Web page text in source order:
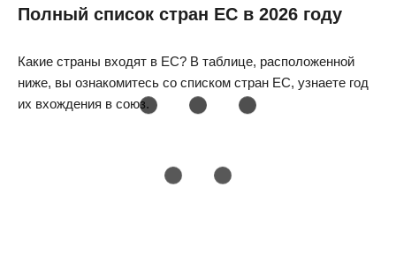
Полный список стран ЕС в 2026 году
Какие страны входят в ЕС? В таблице, расположенной
ниже, вы ознакомитесь со списком стран ЕС, узнаете год
их вхождения в союз.